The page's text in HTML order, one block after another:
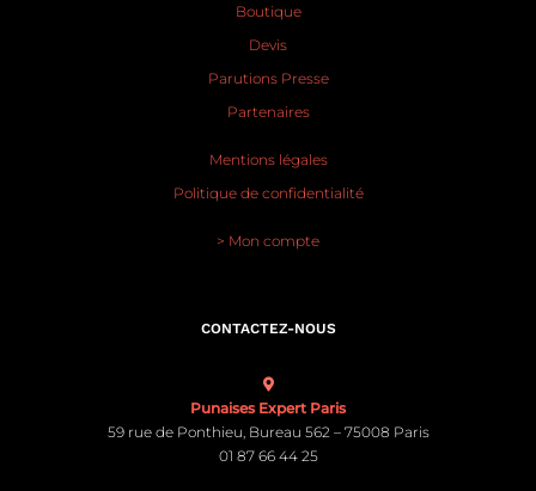
Boutique
Devis
Parutions Presse
Partenaires
Mentions légales
Politique de confidentialité
> Mon compte
CONTACTEZ-NOUS
Punaises Expert Paris
59 rue de Ponthieu, Bureau 562 – 75008 Paris
01 87 66 44 25